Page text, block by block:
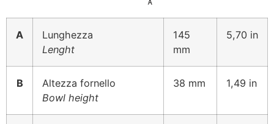
A
Lunghezza
Lenght
145
mm
5,70 in
B
Altezza fornello
Bowl height
38 mm 1,49 in